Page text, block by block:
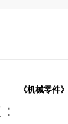
《机械零件